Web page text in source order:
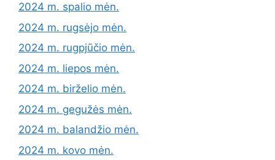
2024 m. spalio mėn.
2024 m. rugsėjo mėn.
2024 m. rugpjūčio mėn.
2024 m. liepos mėn.
2024 m. birželio mėn.
2024 m. gegužės mėn.
2024 m. balandžio mėn.
2024 m. kovo mėn.